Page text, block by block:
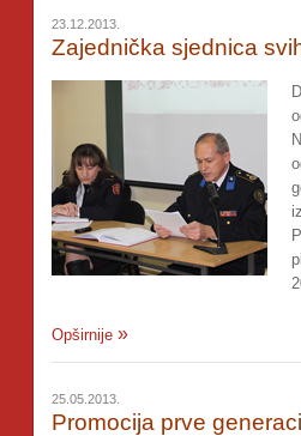
23.12.2013.
Zajednička sjednica
Opširnije
25.05.2013.
Promocija prve